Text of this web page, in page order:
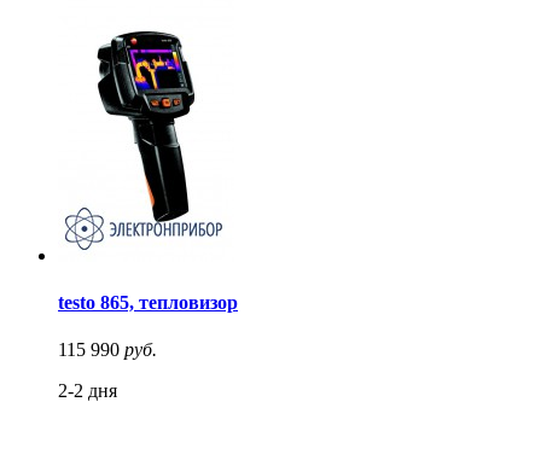
testo 865, тепловизор
115 990 руб.
2-2 дня